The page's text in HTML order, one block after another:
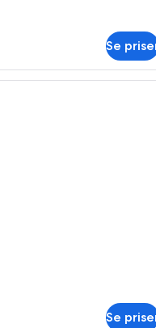
Se
Rom – signature (Cove) |
Se